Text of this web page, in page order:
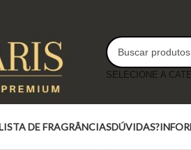
DE FRAGRÂNCIASDÚVIDAS?